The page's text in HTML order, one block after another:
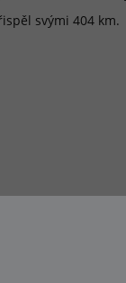
svými 404 km.